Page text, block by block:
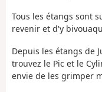
Tous les étangs sont
revenir et d'y
Depuis les étangs de
trouvez le Pic et le
envie de les grimper